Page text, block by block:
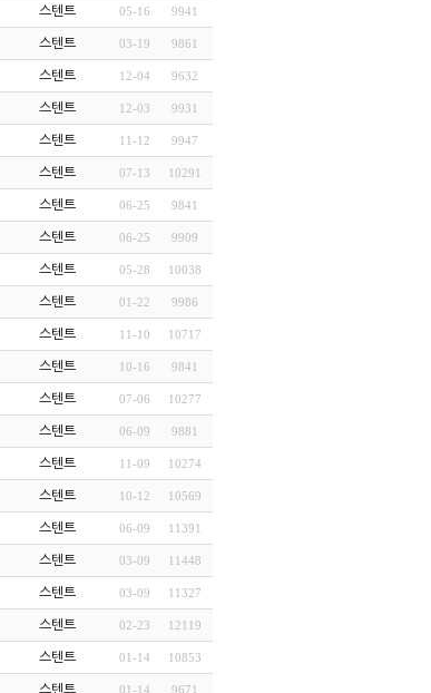
스텐트 05-16 9941
스텐트 03-19 9861
스텐트 12-04 9632
스텐트 12-03 9931
스텐트 11-12 9947
스텐트 07-13 10291
스텐트 06-25 9841
스텐트 06-25 9909
스텐트 05-28 10038
스텐트 01-22 9986
스텐트 11-10 10717
스텐트 10-16 9841
스텐트 07-06 10277
스텐트 06-09 9881
스텐트 11-09 10274
스텐트 10-12 10569
스텐트 06-09 11391
스텐트 03-09 11448
스텐트 03-09 11327
스텐트 02-23 12119
스텐트 01-14 10853
스텐트 01-14 9671